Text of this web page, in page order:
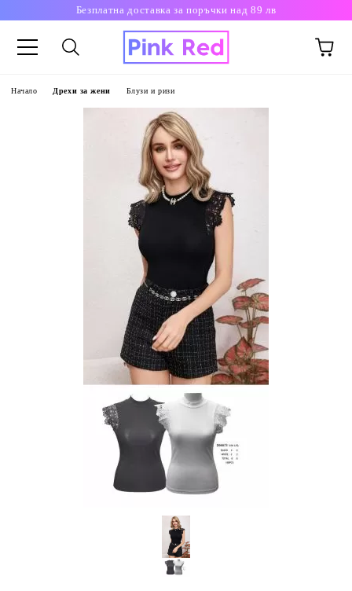
Безплатна доставка за поръчки над 89 лв
Начало Дрехи за жени Блузи и ризи